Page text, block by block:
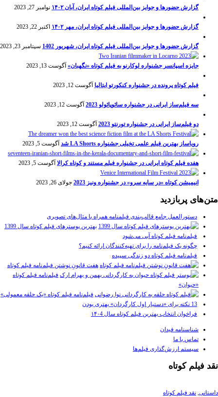
گزارش حضورها و جوایز بین‌المللی فیلم کوتاه ایران، آبان ۱۴۰۲ نوامبر 27, 2023
گزارش حضورها و جوایز بین‌المللی فیلم کوتاه ایران، مهر ۱۴۰۲ اکتبر 22, 2023
گزارش حضورها و جوایز بین‌المللی فیلم کوتاه ایران، شهریور 1402 سپتامبر 23, 2023
جایزه اسپانسر جشنواره لوکارنو به فیلم کوتاه «نگهبان» آگوست 13, 2023
فیلم کوتاه پرونده در جشنواره کنکورتو ایتالیا آگوست 12, 2023
سه فیلم‌ساز ایرانی در جشنواره سائوپائولو 2023 آگوست 12, 2023
دو فیلم‌ساز ایرانی در جشنواره تورنتو 2023 آگوست 12, 2023
رویاساز بهترین فیلم علمی تخیلی جشنواره LA Shorts شد آگوست 5, 2023
هفده فیلم کوتاه ایرانی در جشنواره فیلم مستند و کوتاه کرالا آگوست 5, 2023
انیمیشن کوتاه «در سایه سرو» در جشنواره ونیز 2023 جولای 26, 2023
متن‌های پربازدید
دستورالعمل جامع قالب‌بندی فیلمنامه همراه با مثال‌های تصویری
بهترین پوسترهای فیلم کوتاه سال 1399
فیلم‌نامه فیلم کوتاه آبی می‌شود
چگونه یک فیلم‌نامه را برای تهیه‌کنندگان ارائه کنیم؟
فیلم‌نامه فیلم کوتاه دو زندگی سپیده
هفت قانونِ نوشتن فیلم‌نامه فیلم کوتاه
فیلم‌نامه فیلم کوتاه
«حیوان»
فیلم‌نامه فیلم کوتاه «یک حلقه معمولی»
13 نکته برای «دستیار اول کارگردان» بهتری بودن
فراخوان انتخاب بهترین فیلم کوتاه سال ۱۴۰4
شناسنامه فیدان
تماس با ما
سیستم ارزش‌گذاری فیلم‌ها
نقد فیلم کوتاه
داستانی, نقد فیلم کوتاه